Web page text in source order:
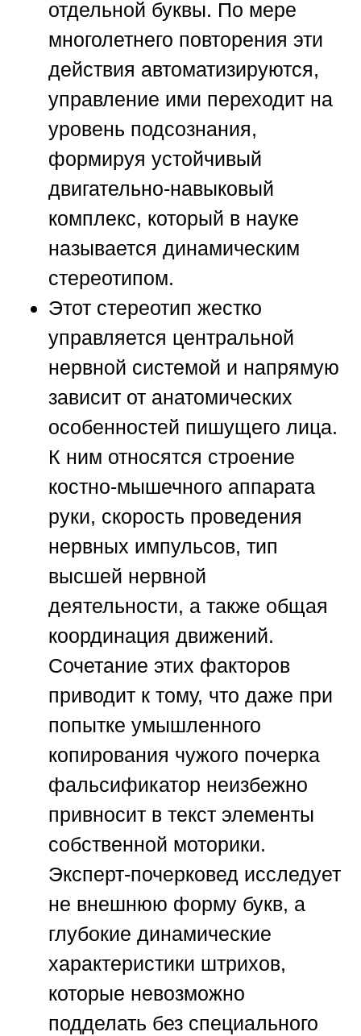
отдельной буквы. По мере
многолетнего повторения эти
действия автоматизируются,
управление ими переходит на
уровень подсознания,
формируя устойчивый
двигательно-навыковый
комплекс, который в науке
называется динамическим
стереотипом.
Этот стереотип жестко
управляется центральной
нервной системой и напрямую
зависит от анатомических
особенностей пишущего лица.
К ним относятся строение
костно-мышечного аппарата
руки, скорость проведения
нервных импульсов, тип
высшей нервной
деятельности, а также общая
координация движений.
Сочетание этих факторов
приводит к тому, что даже при
попытке умышленного
копирования чужого почерка
фальсификатор неизбежно
привносит в текст элементы
собственной моторики.
Эксперт-почерковед исследует
не внешнюю форму букв, а
глубокие динамические
характеристики штрихов,
которые невозможно
подделать без специального